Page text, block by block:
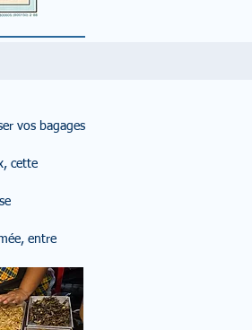
vos bagages
cette
entre